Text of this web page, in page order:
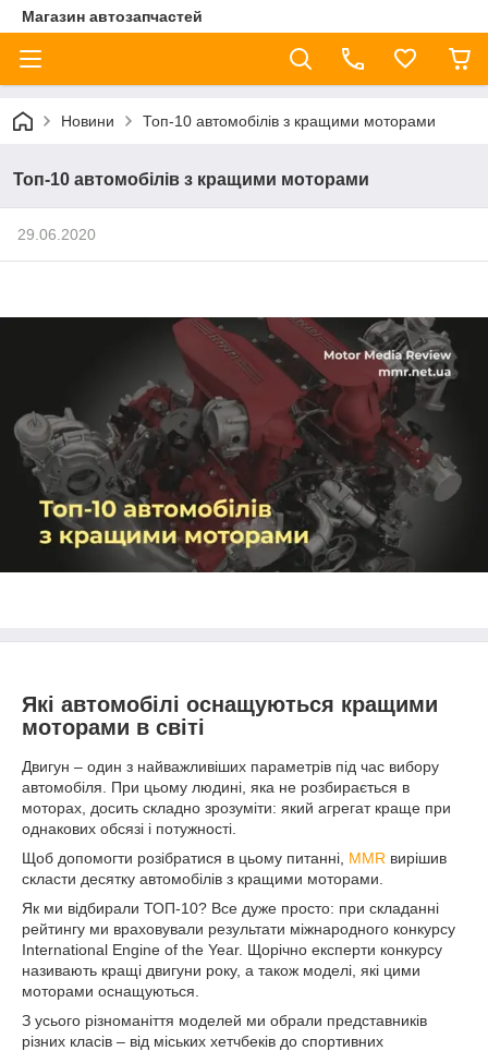
Магазин автозапчастей
Новини Топ-10 автомобілів з кращими моторами
Топ-10 автомобілів з кращими моторами
29.06.2020
Які автомобілі оснащуються кращими
моторами в світі
Двигун – один з найважливіших параметрів під час вибору
автомобіля. При цьому людині, яка не розбирається в
моторах, досить складно зрозуміти: який агрегат краще при
однакових обсязі і потужності.
Щоб допомогти розібратися в цьому питанні, MMR вирішив
скласти десятку автомобілів з кращими моторами.
Як ми відбирали ТОП-10? Все дуже просто: при складанні
рейтингу ми враховували результати міжнародного конкурсу
International Engine of the Year. Щорічно експерти конкурсу
називають кращі двигуни року, а також моделі, які цими
моторами оснащуються.
З усього різноманіття моделей ми обрали представників
різних класів – від міських хетчбеків до спортивних